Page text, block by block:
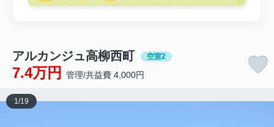
アルカンジュ高柳西町 空室2
7.4万円 管理/共益費 4,000円
1/19